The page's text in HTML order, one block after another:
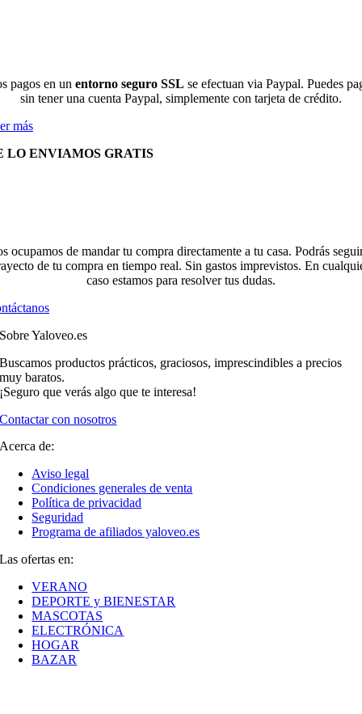
pagos en un entorno seguro SSL se efectuan via Paypal. Puedes
sin tener una cuenta Paypal, simplemente con tarjeta de crédito.
más
LO ENVIAMOS GRATIS
ocupamos de mandar tu compra directamente a tu casa. Podrás
de tu compra en tiempo real. Sin gastos imprevistos. En
caso estamos para resolver tus dudas.
Sobre Yaloveo.es
Buscamos productos prácticos, graciosos, imprescindibles a precios
muy baratos.
¡Seguro que verás algo que te interesa!
Contactar con nosotros
Acerca de:
Aviso legal
Condiciones generales de venta
Política de privacidad
Seguridad
Programa de afiliados yaloveo.es
Las ofertas en:
VERANO
DEPORTE y BIENESTAR
MASCOTAS
ELECTRÓNICA
HOGAR
BAZAR